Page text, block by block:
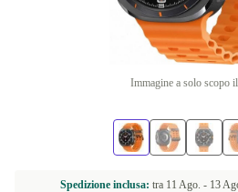
Immagine a solo scopo
Spedizione inclusa: tra 11 Ago. - 13